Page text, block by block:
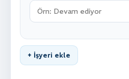
+ İşyeri ekle